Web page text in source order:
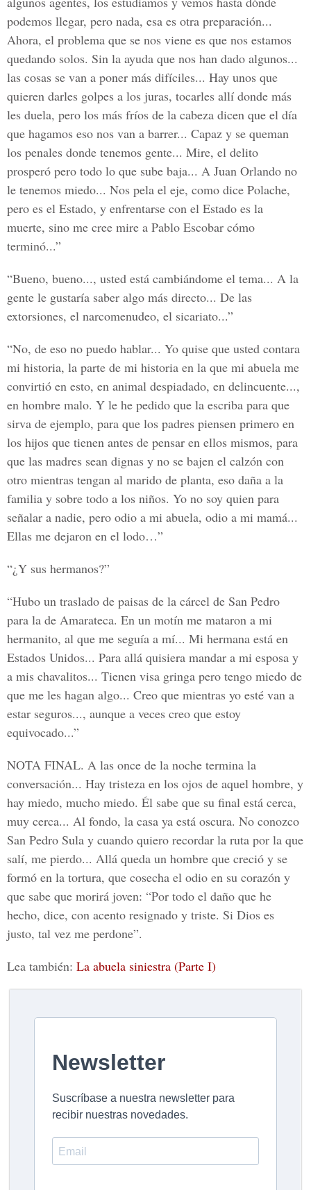
podemos llegar, pero nada, esa es otra preparación...
Ahora, el problema que se nos viene es que nos estamos
quedando solos. Sin la ayuda que nos han dado algunos...
las cosas se van a poner más difíciles... Hay unos que
quieren darles golpes a los juras, tocarles allí donde más
les duela, pero los más fríos de la cabeza dicen que el día
que hagamos eso nos van a barrer... Capaz y se queman
los penales donde tenemos gente... Mire, el delito
prosperó pero todo lo que sube baja... A Juan Orlando no
le tenemos miedo... Nos pela el eje, como dice Polache,
pero es el Estado, y enfrentarse con el Estado es la
muerte, sino me cree mire a Pablo Escobar cómo
terminó...”
“Bueno, bueno..., usted está cambiándome el tema... A la
gente le gustaría saber algo más directo... De las
extorsiones, el narcomenudeo, el sicariato...”
“No, de eso no puedo hablar... Yo quise que usted contara
mi historia, la parte de mi historia en la que mi abuela me
convirtió en esto, en animal despiadado, en delincuente...,
en hombre malo. Y le he pedido que la escriba para que
sirva de ejemplo, para que los padres piensen primero en
los hijos que tienen antes de pensar en ellos mismos, para
que las madres sean dignas y no se bajen el calzón con
otro mientras tengan al marido de planta, eso daña a la
familia y sobre todo a los niños. Yo no soy quien para
señalar a nadie, pero odio a mi abuela, odio a mi mamá...
Ellas me dejaron en el lodo…”
“¿Y sus hermanos?”
“Hubo un traslado de paisas de la cárcel de San Pedro
para la de Amarateca. En un motín me mataron a mi
hermanito, al que me seguía a mí... Mi hermana está en
Estados Unidos... Para allá quisiera mandar a mi esposa y
a mis chavalitos... Tienen visa gringa pero tengo miedo de
que me les hagan algo... Creo que mientras yo esté van a
estar seguros..., aunque a veces creo que estoy
equivocado...”
NOTA FINAL. A las once de la noche termina la
conversación... Hay tristeza en los ojos de aquel hombre, y
hay miedo, mucho miedo. Él sabe que su final está cerca,
muy cerca... Al fondo, la casa ya está oscura. No conozco
San Pedro Sula y cuando quiero recordar la ruta por la que
salí, me pierdo... Allá queda un hombre que creció y se
formó en la tortura, que cosecha el odio en su corazón y
que sabe que morirá joven: “Por todo el daño que he
hecho, dice, con acento resignado y triste. Si Dios es
justo, tal vez me perdone”.
Lea también: La abuela siniestra (Parte I)